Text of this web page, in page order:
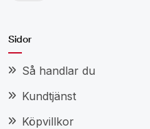
Sidor
Så handlar du
Kundtjänst
Köpvillkor